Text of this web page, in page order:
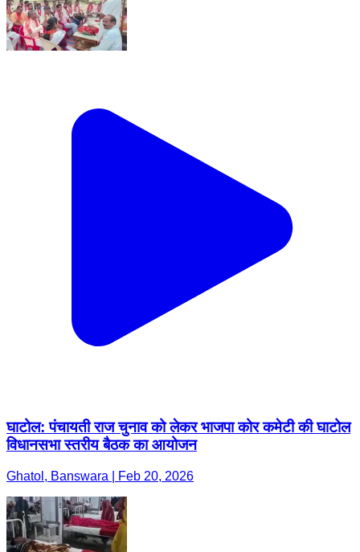
घाटोल: पंचायती राज चुनाव को लेकर भाजपा कोर कमेटी की घाटोल
विधानसभा स्तरीय बैठक का आयोजन
Ghatol, Banswara | Feb 20, 2026